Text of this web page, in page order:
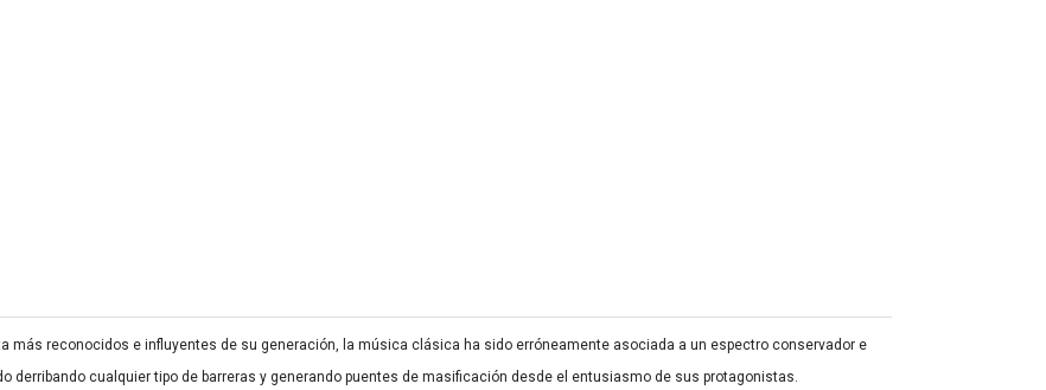
más reconocidos e influyentes de su generación, la música clásica ha sido erróneamente asociada a un espectro conservador e
derribando cualquier tipo de barreras y generando puentes de masificación desde el entusiasmo de sus protagonistas.